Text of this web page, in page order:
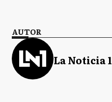
AUTOR
La Noticia 1